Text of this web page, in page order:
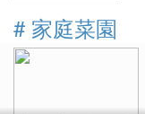
# 家庭菜園